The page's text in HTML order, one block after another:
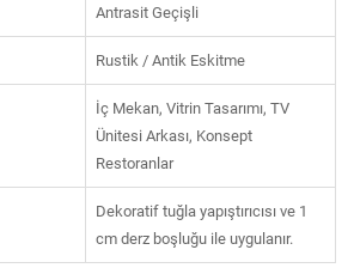
Antrasit Geçişli
Rustik / Antik Eskitme
İç Mekan, Vitrin Tasarımı, TV
Ünitesi Arkası, Konsept
Restoranlar
Dekoratif tuğla yapıştırıcısı ve 1
cm derz boşluğu ile uygulanır.